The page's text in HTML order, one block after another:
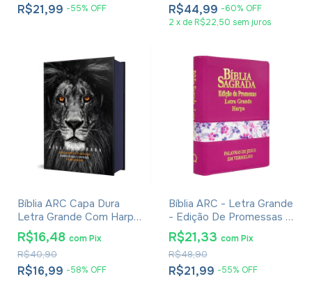
R$21,99 -55% OFF R$44,99 -60% OFF
2 x de R$22,50 sem juros
Bíblia ARC Capa Dura
Letra Grande Com Harpa
- Textos Coloridos - Leão
PB
R$16,99 -58% OFF
R$40,90
R$16,48 comPix
Bíblia ARC - Letra Grande
- Edição De Promessas -
Palavras De Jesus Em
Vermelho - Harpa - Capa
Zíper Tricolor Pink
R$21,99 -55% OFF
R$48,90
R$21,33 com Pix